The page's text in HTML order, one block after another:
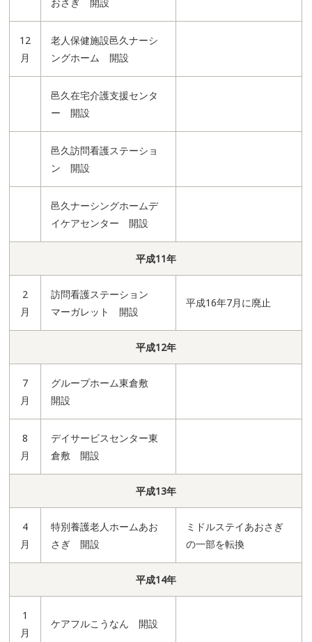
12
月
老人保健施設邑久ナーシ
ングホーム 開設
邑久在宅介護支援センタ
ー 開設
邑久訪問看護ステーショ
ン 開設
邑久ナーシングホームデ
イケアセンター 開設
平成11年
2
月
訪問看護ステーション
マーガレット 開設
平成16年7月に廃止
平成12年
7
月
グループホーム東倉敷
開設
8
月
デイサービスセンター東
倉敷 開設
平成13年
4
月
特別養護老人ホームあお
さぎ 開設
ミドルステイあおさぎ
の一部を転換
平成14年
1
月
ケアフルこうなん 開設